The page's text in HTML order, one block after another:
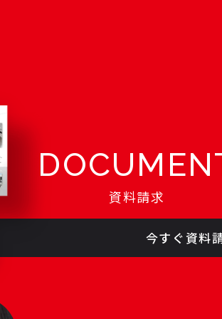
資料請求
今すぐ資料